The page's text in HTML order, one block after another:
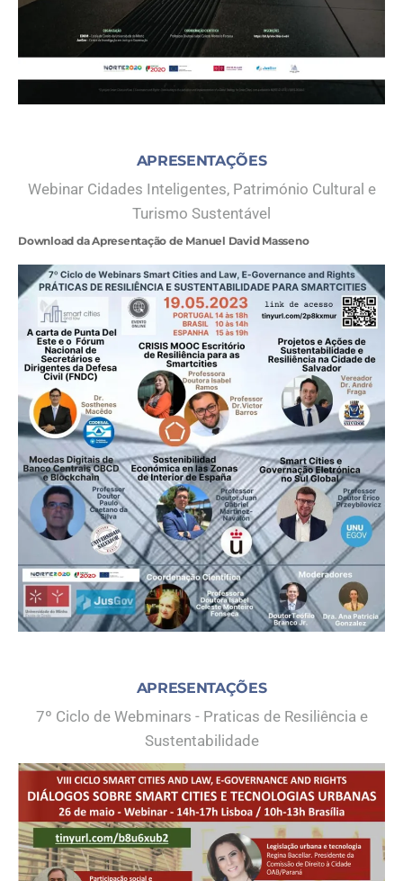
APRESENTAÇÕES
Webinar Cidades Inteligentes, Património Cultural e
Turismo Sustentável
Download da Apresentação de Manuel David Masseno
APRESENTAÇÕES
7º Ciclo de Webminars - Praticas de Resiliência e
Sustentabilidade